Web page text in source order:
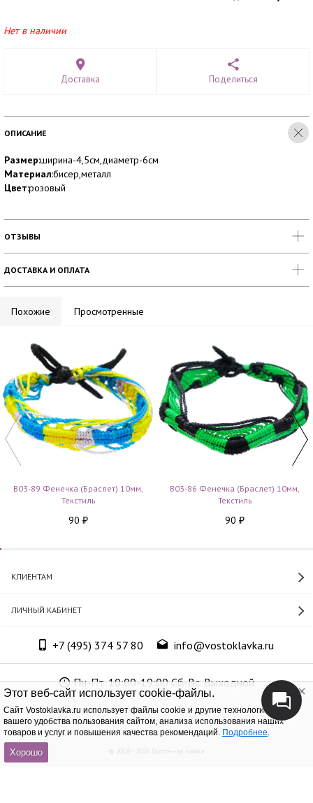
Этот веб-сайт использует cookie-файлы.
Cайт Vostoklavka.ru использует файлы cookie и другие технологии для
вашего удобства пользования сайтом, анализа использования наших
товаров и услуг и повышения качества рекомендаций. Подробнее.
Хорошо
Нет в наличии
Доставка Поделиться
ОПИСАНИЕ
Размер:ширина-4,5см,диаметр-6см
Материал:бисер,металл
Цвет:розовый
ОТЗЫВЫ
ДОСТАВКА И ОПЛАТА
Похожие Просмотренные
B03-89 Фенечка (браслет) 10мм,
Текстиль
90 ₽
B03-86 Фенечка (браслет) 10мм,
Текстиль
90 ₽
КЛИЕНТАМ
ЛИЧНЫЙ КАБИНЕТ
+7 (495) 374 57 80 info@vostoklavka.ru
Пн-Пт. 10:00-19:00 Сб-Вс. Выходной
ООО «Юнит Групп», ОГРН 1147746305574